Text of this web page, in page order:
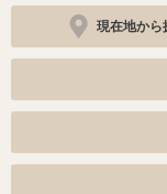
現在地から